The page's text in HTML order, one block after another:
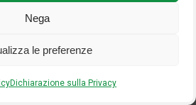
Nega
le preferenze
Dichiarazione sulla Privacy